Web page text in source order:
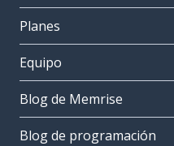
Planes
Equipo
Blog de Memrise
Blog de programación